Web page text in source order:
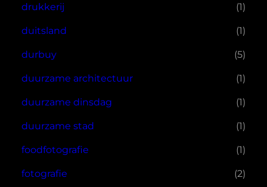
drukkerij (1)
duitsland (1)
durbuy (5)
duurzame architectuur (1)
duurzame dinsdag (1)
duurzame stad (1)
foodfotografie (1)
fotografie (2)